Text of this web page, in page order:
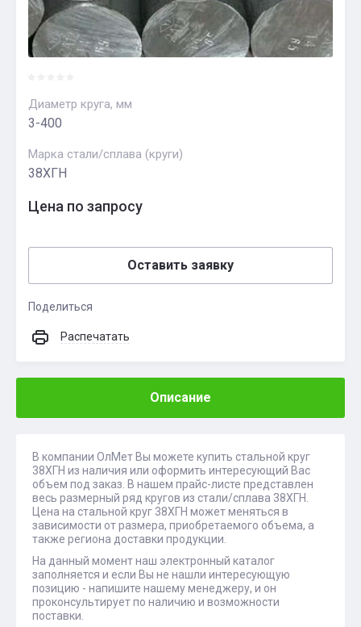
Диаметр круга, мм
3-400
Марка стали/сплава (круги)
38ХГН
Цена по запросу
Оставить заявку
Поделиться
Распечатать
Описание
В компании ОлМет Вы можете купить стальной круг
38ХГН из наличия или оформить интересующий Вас
объем под заказ. В нашем прайс-листе представлен
весь размерный ряд кругов из стали/сплава 38ХГН.
Цена на стальной круг 38ХГН может меняться в
зависимости от размера, приобретаемого объема, а
также региона доставки продукции.
На данный момент наш электронный каталог
заполняется и если Вы не нашли интересующую
позицию - напишите нашему менеджеру, и он
проконсультирует по наличию и возможности
поставки.